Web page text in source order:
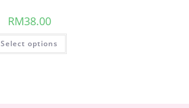
RM38.00
Select options